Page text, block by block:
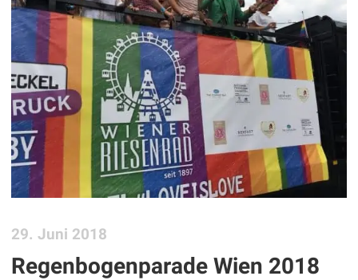
29. Juni 2018
Regenbogenparade Wien 2018